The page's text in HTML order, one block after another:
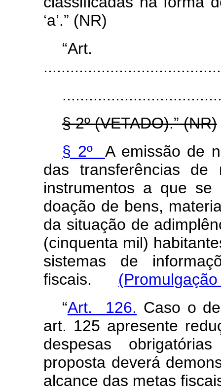
‘a’.” (NR)
§ 2º (VETADO).” (NR)
§ 2º A emissão de
das transferências
instrumentos a que
doação de bens,
da situação de
(cinquenta mil)
sistemas de
fiscais.
“Art. 126. Caso o
art. 125 apresente
despesas
proposta deverá
alcance das metas